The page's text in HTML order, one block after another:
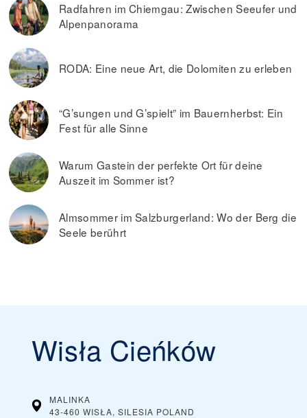
Radfahren im Chiemgau: Zwischen Seeufer und
Alpenpanorama
RODA: Eine neue Art, die Dolomiten zu erleben
“G’sungen und G’spielt” im Bauernherbst: Ein
Fest für alle Sinne
Warum Gastein der perfekte Ort für deine
Auszeit im Sommer ist?
Almsommer im Salzburgerland: Wo der Berg die
Seele berührt
Wisła Cieńków
MALINKA
43-460 WISŁA, SILESIA POLAND